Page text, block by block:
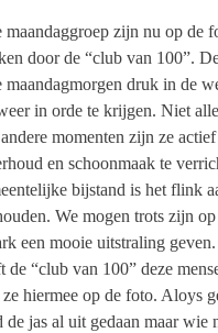
zijn nu op de
door de “club van 100”.
druk in de
in orde te krijgen. Niet
momenten zijn ze
en schoonmaak te
bijstand is het flink
We mogen trots zijn
een mooie uitstraling
“club van 100” deze
hiermee op de foto. Aloys
de jas al uit gedaan maar wie